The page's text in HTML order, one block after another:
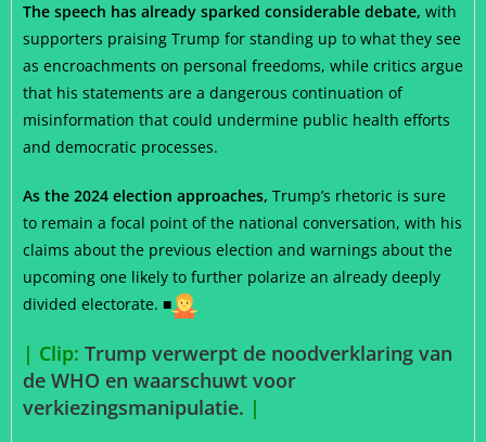
The speech has already sparked considerable debate, with
supporters praising Trump for standing up to what they see
as encroachments on personal freedoms, while critics argue
that his statements are a dangerous continuation of
misinformation that could undermine public health efforts
and democratic processes.
As the 2024 election approaches, Trump’s rhetoric is sure
to remain a focal point of the national conversation, with his
claims about the previous election and warnings about the
upcoming one likely to further polarize an already deeply
divided electorate. ■
| Clip: Trump verwerpt de noodverklaring van
de WHO en waarschuwt voor
verkiezingsmanipulatie. |